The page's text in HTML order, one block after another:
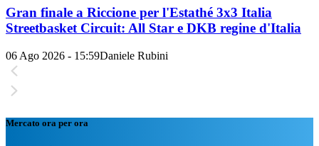
Gran finale a Riccione per l'Estathé 3x3 Italia
Streetbasket Circuit: All Star e DKB regine d'Italia
06 Ago 2026 - 15:59Daniele Rubini
Mercato ora per ora